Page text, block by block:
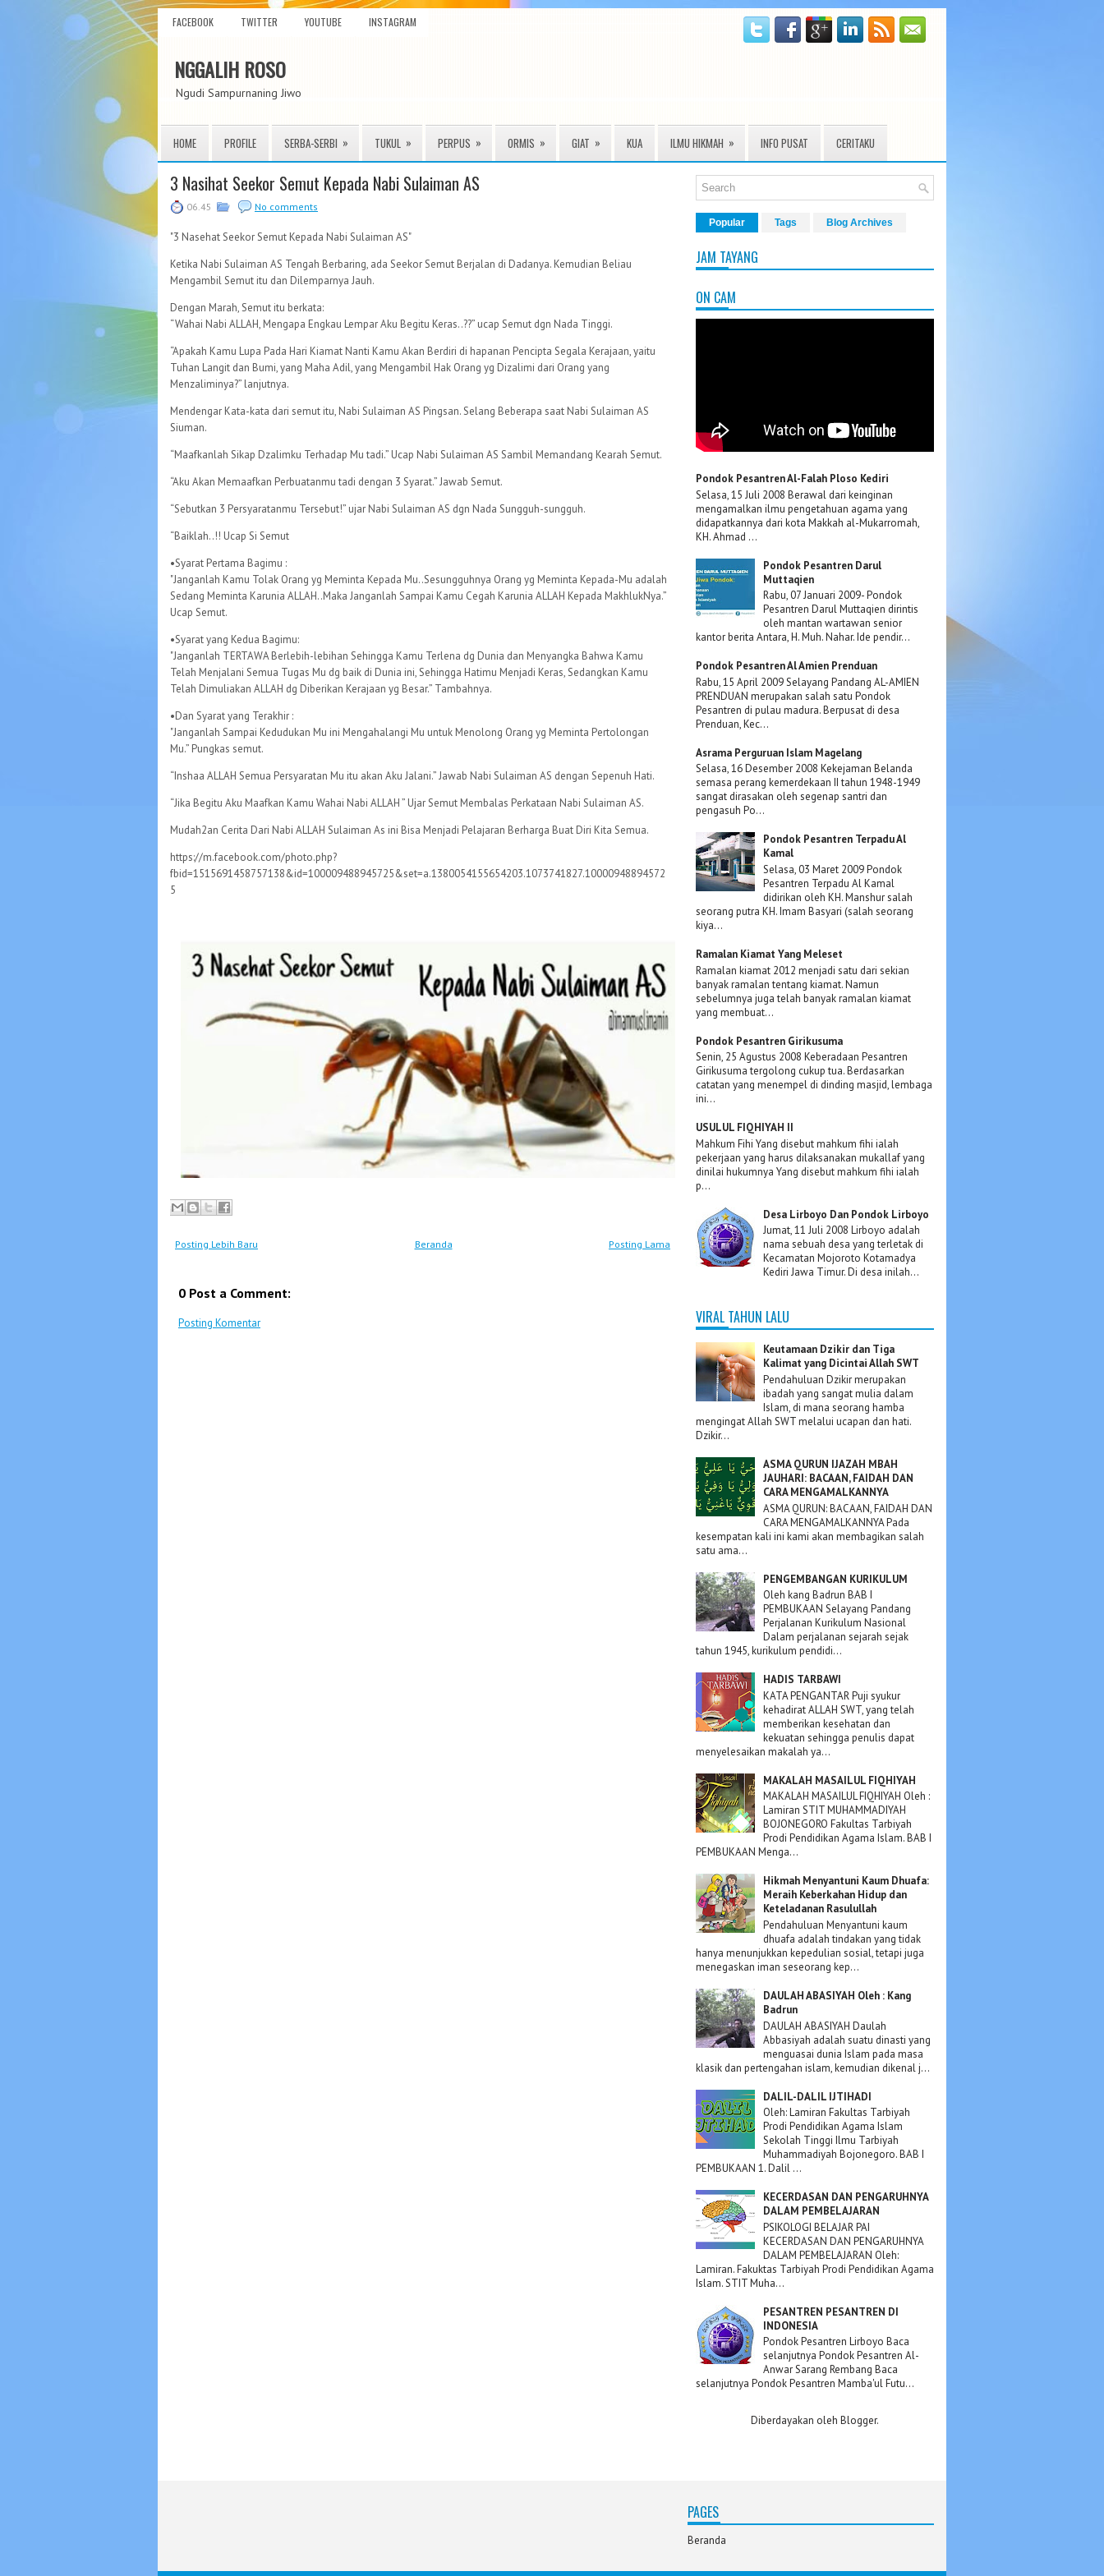
FACEBOOK TWITTER YOUTUBE INSTAGRAM
NGGALIH ROSO
Ngudi Sampurnaning Jiwo
HOME PROFILE SERBA-SERBI » TUKUL » PERPUS » ORMIS » GIAT » KUA ILMU HIKMAH » INFO PUSAT CERITAKU
3 Nasihat Seekor Semut Kepada Nabi Sulaiman AS
06.45 No comments
"3 Nasehat Seekor Semut Kepada Nabi Sulaiman AS"
Ketika Nabi Sulaiman AS Tengah Berbaring, ada Seekor Semut Berjalan di Dadanya. Kemudian Beliau
Mengambil Semut itu dan Dilemparnya Jauh.
Dengan Marah, Semut itu berkata:
“Wahai Nabi ALLAH, Mengapa Engkau Lempar Aku Begitu Keras..??” ucap Semut dgn Nada Tinggi.
“Apakah Kamu Lupa Pada Hari Kiamat Nanti Kamu Akan Berdiri di hapanan Pencipta Segala Kerajaan, yaitu
Tuhan Langit dan Bumi, yang Maha Adil, yang Mengambil Hak Orang yg Dizalimi dari Orang yang
Menzaliminya?” lanjutnya.
Mendengar Kata-kata dari semut itu, Nabi Sulaiman AS Pingsan. Selang Beberapa saat Nabi Sulaiman AS
Siuman.
“Maafkanlah Sikap Dzalimku Terhadap Mu tadi.” Ucap Nabi Sulaiman AS Sambil Memandang Kearah Semut.
“Aku Akan Memaafkan Perbuatanmu tadi dengan 3 Syarat.” Jawab Semut.
“Sebutkan 3 Persyaratanmu Tersebut!” ujar Nabi Sulaiman AS dgn Nada Sungguh-sungguh.
“Baiklah..!! Ucap Si Semut
•Syarat Pertama Bagimu :
"Janganlah Kamu Tolak Orang yg Meminta Kepada Mu..Sesungguhnya Orang yg Meminta Kepada-Mu adalah
Sedang Meminta Karunia ALLAH..Maka Janganlah Sampai Kamu Cegah Karunia ALLAH Kepada MakhlukNya.”
Ucap Semut.
•Syarat yang Kedua Bagimu:
"Janganlah TERTAWA Berlebih-lebihan Sehingga Kamu Terlena dg Dunia dan Menyangka Bahwa Kamu
Telah Menjalani Semua Tugas Mu dg baik di Dunia ini, Sehingga Hatimu Menjadi Keras, Sedangkan Kamu
Telah Dimuliakan ALLAH dg Diberikan Kerajaan yg Besar.” Tambahnya.
•Dan Syarat yang Terakhir :
"Janganlah Sampai Kedudukan Mu ini Mengahalangi Mu untuk Menolong Orang yg Meminta Pertolongan
Mu.” Pungkas semut.
“Inshaa ALLAH Semua Persyaratan Mu itu akan Aku Jalani.” Jawab Nabi Sulaiman AS dengan Sepenuh Hati.
“Jika Begitu Aku Maafkan Kamu Wahai Nabi ALLAH ” Ujar Semut Membalas Perkataan Nabi Sulaiman AS.
Mudah2an Cerita Dari Nabi ALLAH Sulaiman As ini Bisa Menjadi Pelajaran Berharga Buat Diri Kita Semua.
https://m.facebook.com/photo.php?
fbid=1515691458757138&id=100009488945725&set=a.1380054155654203.1073741827.10000948894572
5
Posting Lebih Baru Posting Lama
Beranda
0 Post a Comment:
Posting Komentar
Popular Tags Blog Archives
JAM TAYANG
ON CAM
Pondok Pesantren Al-Falah Ploso Kediri
Selasa, 15 Juli 2008 Berawal dari keinginan
mengamalkan ilmu pengetahuan agama yang
didapatkannya dari kota Makkah al-Mukarromah,
KH. Ahmad ...
Pondok Pesantren Darul
Muttaqien
Rabu, 07 Januari 2009- Pondok
Pesantren Darul Muttaqien dirintis
oleh mantan wartawan senior
kantor berita Antara, H. Muh. Nahar. Ide pendir...
Pondok Pesantren Al Amien Prenduan
Rabu, 15 April 2009 Selayang Pandang AL-AMIEN
PRENDUAN merupakan salah satu Pondok
Pesantren di pulau madura. Berpusat di desa
Prenduan, Kec...
Asrama Perguruan Islam Magelang
Selasa, 16 Desember 2008 Kekejaman Belanda
semasa perang kemerdekaan II tahun 1948-1949
sangat dirasakan oleh segenap santri dan
pengasuh Po...
Pondok Pesantren Terpadu Al
Kamal
Selasa, 03 Maret 2009 Pondok
Pesantren Terpadu Al Kamal
didirikan oleh KH. Manshur salah
seorang putra KH. Imam Basyari (salah seorang
kiya...
Ramalan Kiamat Yang Meleset
Ramalan kiamat 2012 menjadi satu dari sekian
banyak ramalan tentang kiamat. Namun
sebelumnya juga telah banyak ramalan kiamat
yang membuat...
Pondok Pesantren Girikusuma
Senin, 25 Agustus 2008 Keberadaan Pesantren
Girikusuma tergolong cukup tua. Berdasarkan
catatan yang menempel di dinding masjid, lembaga
ini...
USULUL FIQHIYAH II
Mahkum Fihi Yang disebut mahkum fihi ialah
pekerjaan yang harus dilaksanakan mukallaf yang
dinilai hukumnya Yang disebut mahkum fihi ialah
p...
Desa Lirboyo Dan Pondok Lirboyo
Jumat, 11 Juli 2008 Lirboyo adalah
nama sebuah desa yang terletak di
Kecamatan Mojoroto Kotamadya
Kediri Jawa Timur. Di desa inilah...
VIRAL TAHUN LALU
Keutamaan Dzikir dan Tiga
Kalimat yang Dicintai Allah SWT
Pendahuluan Dzikir merupakan
ibadah yang sangat mulia dalam
Islam, di mana seorang hamba
mengingat Allah SWT melalui ucapan dan hati.
Dzikir...
ASMA QURUN IJAZAH MBAH
JAUHARI: BACAAN, FAIDAH DAN
CARA MENGAMALKANNYA
ASMA QURUN: BACAAN, FAIDAH DAN
CARA MENGAMALKANNYA Pada
kesempatan kali ini kami akan membagikan salah
satu ama...
PENGEMBANGAN KURIKULUM
Oleh kang Badrun BAB I
PEMBUKAAN Selayang Pandang
Perjalanan Kurikulum Nasional
Dalam perjalanan sejarah sejak
tahun 1945, kurikulum pendidi...
HADIS TARBAWI
KATA PENGANTAR Puji syukur
kehadirat ALLAH SWT, yang telah
memberikan kesehatan dan
kekuatan sehingga penulis dapat
menyelesaikan makalah ya...
MAKALAH MASAILUL FIQHIYAH
MAKALAH MASAILUL FIQHIYAH Oleh :
Lamiran STIT MUHAMMADIYAH
BOJONEGORO Fakultas Tarbiyah
Prodi Pendidikan Agama Islam. BAB I
PEMBUKAAN Menga...
Hikmah Menyantuni Kaum Dhuafa:
Meraih Keberkahan Hidup dan
Keteladanan Rasulullah
Pendahuluan Menyantuni kaum
dhuafa adalah tindakan yang tidak
hanya menunjukkan kepedulian sosial, tetapi juga
menegaskan iman seseorang kep...
DAULAH ABASIYAH Oleh : Kang
Badrun
DAULAH ABASIYAH Daulah
Abbasiyah adalah suatu dinasti yang
menguasai dunia Islam pada masa
klasik dan pertengahan islam, kemudian dikenal j...
DALIL-DALIL IJTIHADI
Oleh: Lamiran Fakultas Tarbiyah
Prodi Pendidikan Agama Islam
Sekolah Tinggi Ilmu Tarbiyah
Muhammadiyah Bojonegoro. BAB I
PEMBUKAAN 1. Dalil ...
KECERDASAN DAN PENGARUHNYA
DALAM PEMBELAJARAN
PSIKOLOGI BELAJAR PAI
KECERDASAN DAN PENGARUHNYA
DALAM PEMBELAJARAN Oleh:
Lamiran. Fakuktas Tarbiyah Prodi Pendidikan Agama
Islam. STIT Muha...
PESANTREN PESANTREN DI
INDONESIA
Pondok Pesantren Lirboyo Baca
selanjutnya Pondok Pesantren Al-
Anwar Sarang Rembang Baca
selanjutnya Pondok Pesantren Mamba'ul Futu...
Diberdayakan oleh Blogger.
PAGES
Beranda